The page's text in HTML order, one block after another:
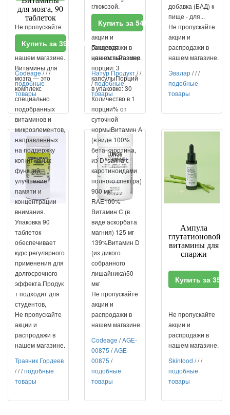
Не пропускайте
акции и
распродажи в
нашем магазине.
Codeage///
подобные
товары
глюкозой.
Доказано,...
Не пропускайте
акции и
распродажи в
нашем магазине.
Натур Продукт//
/подобные
товары
добавка (БАД) к
пище - для...
Не пропускайте
акции и
распродажи в
нашем магазине.
Эвалар///
подобные
товары
для мозга, 90
таблеток
Купить за 399 RUR
Витамины для
мозга — это
комплекс
специально
подобранных
витаминов и
микроэлементов,
направленных
на поддержку
когнитивных
функций,
улучшение
памяти и
концентрации
внимания.
Упаковка 90
таблеток
обеспечивает
курс регулярного
применения для
долгосрочного
эффекта.Продук
т подходит для
студентов,
Не пропускайте
акции и
распродажи в
нашем магазине.
Травник Гордеев
///подобные
товары
Купить за 5410 RUR
Пищевая
ценностьРазмер
порции: 3
капсулыПорций
в упаковке: 30
Количество в 1
порции% от
суточной
нормыВитамин А
(в виде 100%
бета-каротина,
из D. salina с
каротиноидами
полного спектра)
900 мкг
RAE100%
Витамин C (в
виде аскорбата
магния) 125 мг
139%Витамин D
(из дикого
собранного
лишайника)50
мкг
Не пропускайте
акции и
распродажи в
нашем магазине.
Codeage /AGE-
00875 /AGE-
00875 /
подобные
товары
Ампула
глутатионовой
витамины для
спаржи
Купить за
Не пропускайте
акции и
распродажи в
нашем магазине.
Skinfood ///
подобные
товары